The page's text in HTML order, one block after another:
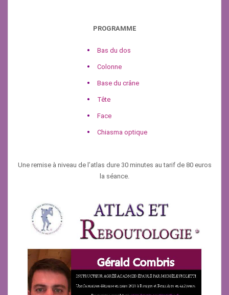
PROGRAMME
Bas du dos
Colonne
Base du crâne
Tête
Face
Chiasma optique
Une remise à niveau de l’atlas dure 30 minutes au tarif de 80 euros
la séance.